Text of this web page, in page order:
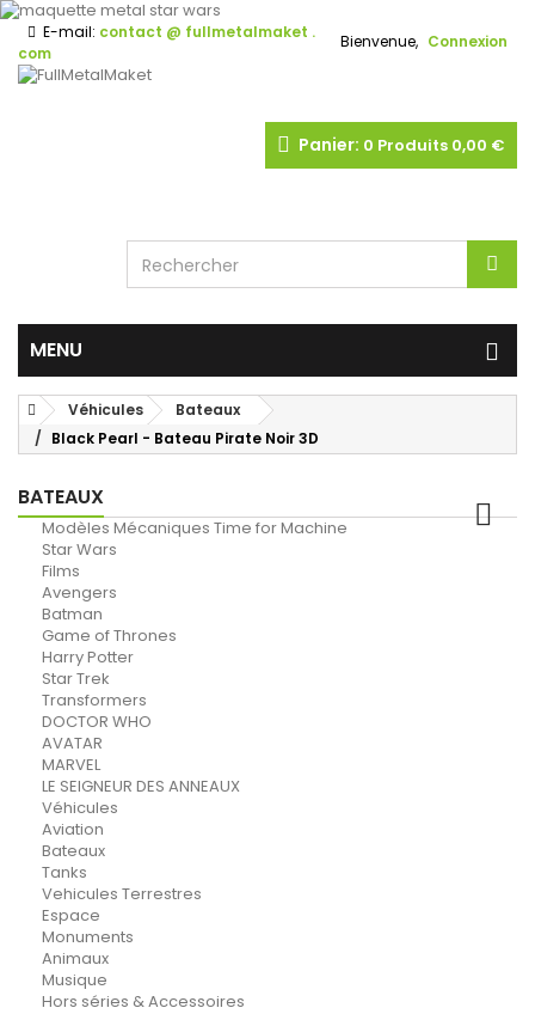
Bienvenue, Connexion
E-mail: contact @ fullmetalmaket .
com
Panier: 0 Produits 0,00 €
MENU
Véhicules
Bateaux
Black Pearl - Bateau Pirate Noir 3D
BATEAUX
Modèles Mécaniques Time for Machine
Star Wars
Films
Avengers
Batman
Game of Thrones
Harry Potter
Star Trek
Transformers
DOCTOR WHO
AVATAR
MARVEL
LE SEIGNEUR DES ANNEAUX
Véhicules
Aviation
Bateaux
Tanks
Vehicules Terrestres
Espace
Monuments
Animaux
Musique
Hors séries & Accessoires